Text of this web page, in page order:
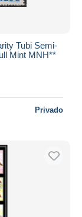
Tubi Semi-
Mint MNH**
Privado